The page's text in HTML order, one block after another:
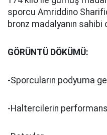
sporcu Amriddino
bronz madalyanın sahibi
GÖRÜNTÜ DÖKÜMÜ:
-Sporcuların podyuma
-Haltercilerin